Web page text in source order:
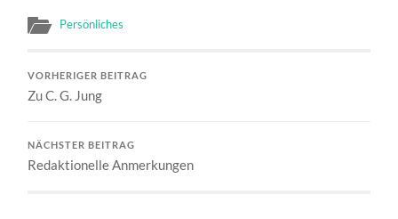
Persönliches
VORHERIGER BEITRAG
Zu C. G. Jung
NÄCHSTER BEITRAG
Redaktionelle Anmerkungen